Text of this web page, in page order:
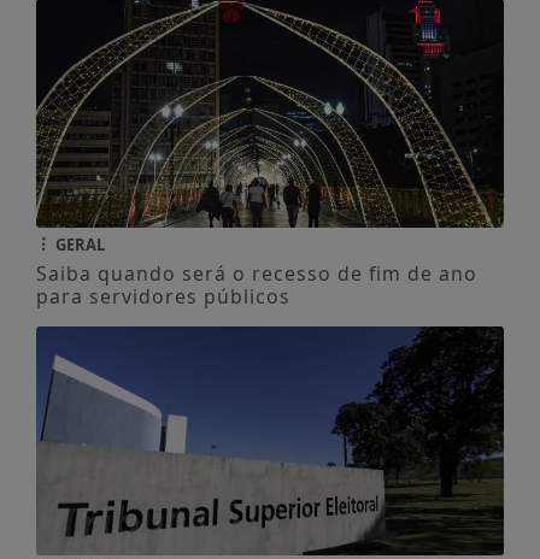
GERAL
Saiba quando será o recesso de fim de ano
para servidores públicos